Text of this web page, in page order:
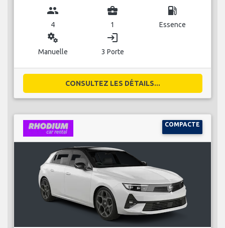
group
4
business_center
1
local_gas_station
Essence
miscellaneous_services
Manuelle
login
3 Porte
CONSULTEZ LES DÉTAILS...
COMPACTE